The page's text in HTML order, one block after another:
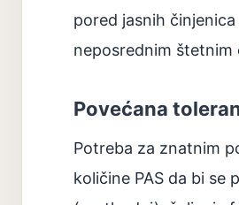
pored jasnih činjenica
neposrednim štetnim
Povećana
Potreba za znatnim
količine PAS da bi se